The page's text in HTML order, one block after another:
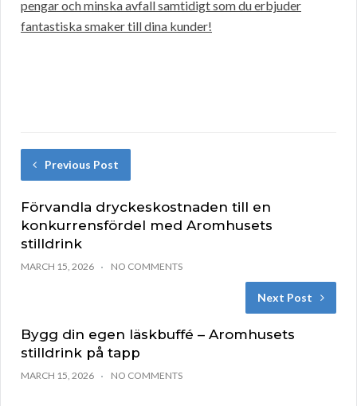
pengar och minska avfall samtidigt som du erbjuder
fantastiska smaker till dina kunder!
Previous Post
Förvandla dryckeskostnaden till en
konkurrensfördel med Aromhusets
stilldrink
MARCH 15, 2026 NO COMMENTS
Next Post
Bygg din egen läskbuffé – Aromhusets
stilldrink på tapp
MARCH 15, 2026 NO COMMENTS